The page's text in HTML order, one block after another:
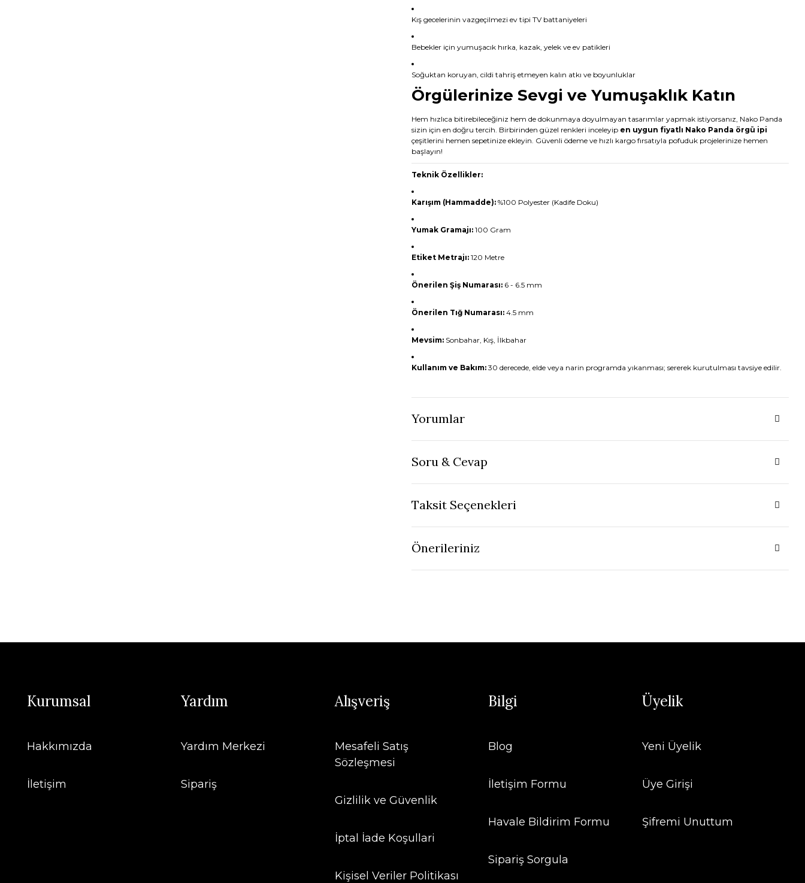
Kış gecelerinin vazgeçilmezi ev tipi TV battaniyeleri
Bebekler için yumuşacık hırka, kazak, yelek ve ev patikleri
Soğuktan koruyan, cildi tahriş etmeyen kalın atkı ve boyunluklar
Örgülerinize Sevgi ve Yumuşaklık Katın
Hem hızlıca bitirebileceğiniz hem de dokunmaya doyulmayan tasarımlar yapmak istiyorsanız, Nako Panda
sizin için en doğru tercih. Birbirinden güzel renkleri inceleyip en uygun fiyatlı Nako Panda örgü ipi
çeşitlerini hemen sepetinize ekleyin. Güvenli ödeme ve hızlı kargo fırsatıyla pofuduk projelerinize hemen
başlayın!
Teknik Özellikler:
Karışım (Hammadde): %100 Polyester (Kadife Doku)
Yumak Gramajı: 100 Gram
Etiket Metrajı: 120 Metre
Önerilen Şiş Numarası: 6 - 6.5 mm
Önerilen Tığ Numarası: 4.5 mm
Mevsim: Sonbahar, Kış, İlkbahar
Kullanım ve Bakım: 30 derecede, elde veya narin programda yıkanması; sererek kurutulması tavsiye edilir.
Yorumlar
Soru & Cevap
Taksit Seçenekleri
Önerileriniz
Kurumsal
Hakkımızda
İletişim
Yardım
Yardım Merkezi
Sipariş
Alışveriş
Mesafeli Satış
Sözleşmesi
Gizlilik ve Güvenlik
İptal İade Koşullari
Kişisel Veriler Politikası
Bilgi
Blog
İletişim Formu
Havale Bildirim Formu
Sipariş Sorgula
Üyelik
Yeni Üyelik
Üye Girişi
Şifremi Unuttum